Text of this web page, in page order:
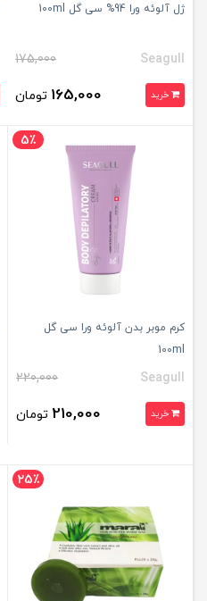
ژل آلوئه ورا 94% سی گل 100ml
Seagull
175,000
خرید 165,000 تومان
5٪
کرم موبر بدن آلوئه ورا سی گل
100ml
Seagull
220,000
خرید 210,000 تومان
25٪